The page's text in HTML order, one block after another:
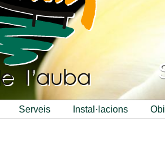
serveis instal·lacions